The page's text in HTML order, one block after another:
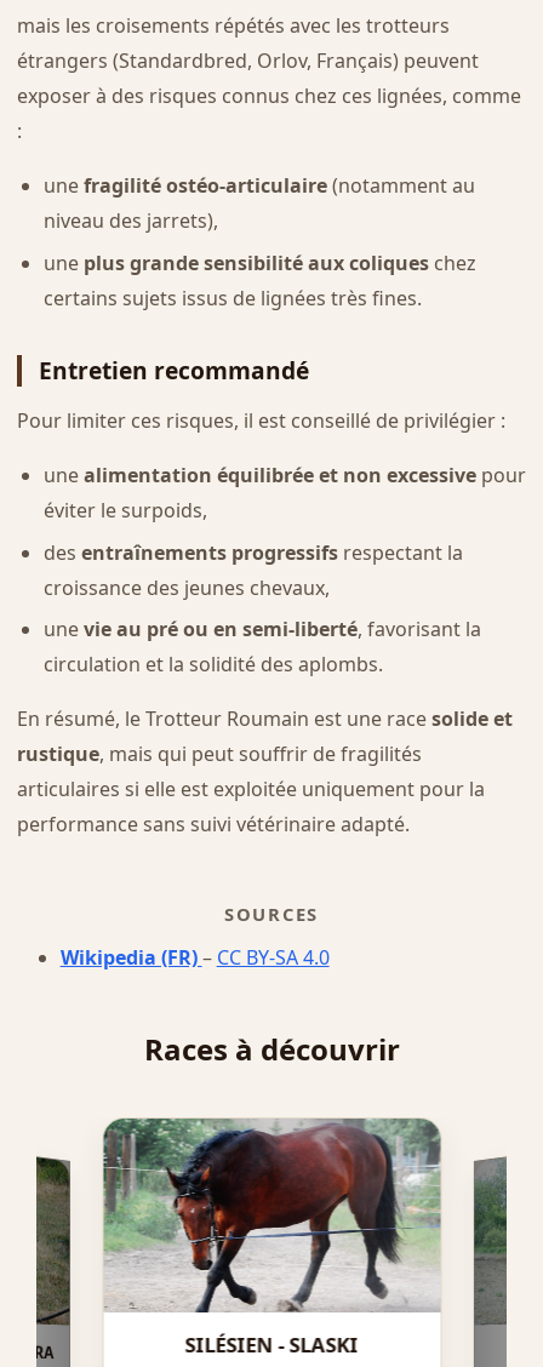
mais les croisements répétés avec les trotteurs
étrangers (Standardbred, Orlov, Français) peuvent
exposer à des risques connus chez ces lignées, comme
:
unefragilité ostéo-articulaire(notamment au
niveau des jarrets),
une plus grande sensibilité aux coliqueschez
certains sujets issus de lignées très fines.
Entretien recommandé
Pour limiter ces risques, il est conseillé de privilégier :
unealimentation équilibrée et non excessivepour
éviter le surpoids,
des entraînements progressifsrespectant la
croissance des jeunes chevaux,
unevie au pré ou en semi-liberté, favorisant la
circulation et la solidité des aplombs.
En résumé, le Trotteur Roumain est une racesolide et
rustique, mais qui peut souffrir de fragilités
articulaires si elle est exploitée uniquement pour la
performance sans suivi vétérinaire adapté.
SOURCES
Wikipedia (FR)– CC BY-SA 4.0
Races à découvrir
PURA SILÉSIEN - SLASKI